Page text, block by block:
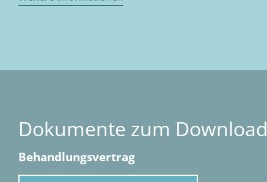
Dokumente zum Download
Behandlungsvertrag